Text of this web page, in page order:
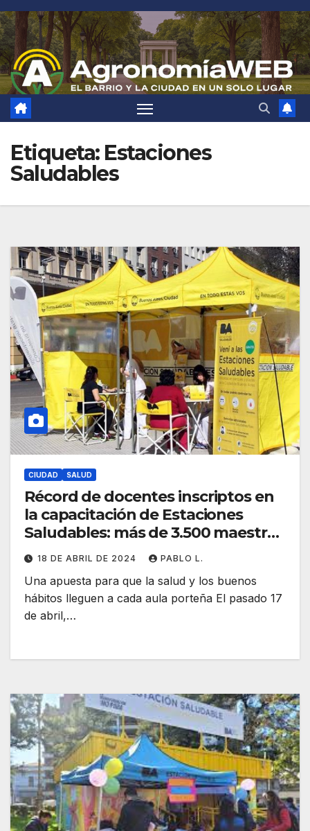
Saltar
al
contenido
Etiqueta: Estaciones
Saludables
CIUDAD SALUD
Récord de docentes inscriptos en
la capacitación de Estaciones
Saludables: más de 3.500 maestros
se suman a la promoción del
bienestar escolar
18 DE ABRIL DE 2024 PABLO L.
Una apuesta para que la salud y los buenos
hábitos lleguen a cada aula porteña El pasado 17
de abril,…